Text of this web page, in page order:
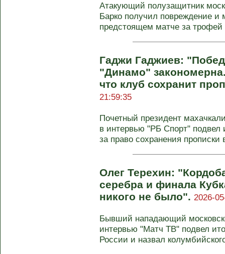
Атакующий полузащитник
Барко получил повреждение и
предстоящем матче за трофей
Гаджи Гаджиев:
"Динамо"
что клуб сохранит
21:59:35
Почетный президент
в интервью "РБ Спорт" подвел
за право сохранения прописки
Олег Терехин:
серебра и финала
никого не было". 2026-
Бывший нападающий
интервью "Матч ТВ" подвел
России и назвал